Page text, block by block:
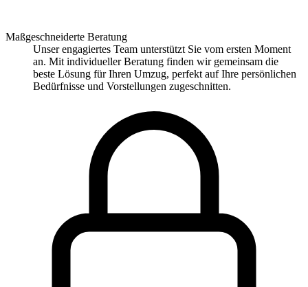
Maßgeschneiderte Beratung
Unser engagiertes Team unterstützt Sie vom ersten Moment
an. Mit individueller Beratung finden wir gemeinsam die
beste Lösung für Ihren Umzug, perfekt auf Ihre persönlichen
Bedürfnisse und Vorstellungen zugeschnitten.